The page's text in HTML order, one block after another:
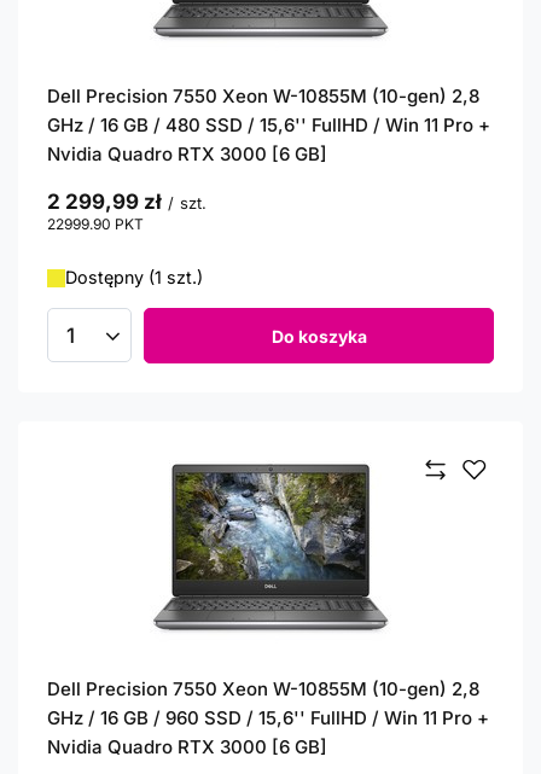
Dell Precision 7550 Xeon W-10855M (10-gen) 2,8
GHz / 16 GB / 480 SSD / 15,6'' FullHD / Win 11 Pro +
Nvidia Quadro RTX 3000 [6 GB]
2 299,99 zł / szt.
22999.90 PKT
Dostępny (1 szt.)
Ilość produktów Do koszyka
Dell Precision 7550 Xeon W-10855M (10-gen) 2,8
GHz / 16 GB / 960 SSD / 15,6'' FullHD / Win 11 Pro +
Nvidia Quadro RTX 3000 [6 GB]